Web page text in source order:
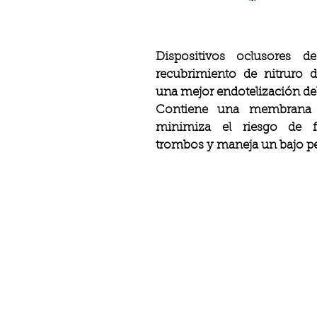
Dispositivos oclusores
recubrimiento de nitruro
una mejor endotelización
Contiene una
minimiza el riesgo de
trombos y maneja un bajo